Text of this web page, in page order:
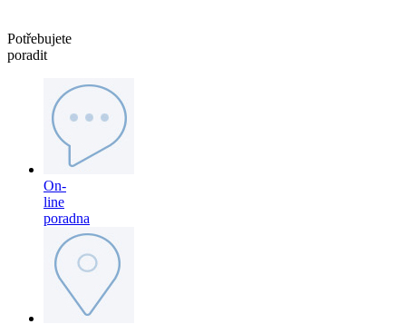
Potřebujete
poradit
On-
line
poradna